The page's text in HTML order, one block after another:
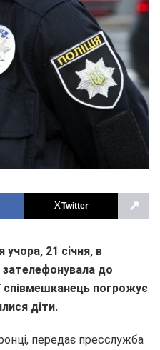
Twitter ↗
учора, 21 січня, в
зателефонувала до
співмешканець погрожує
діти.
передає пресслужба